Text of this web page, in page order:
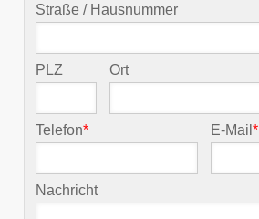
Straße / Hausnummer
PLZ Ort
Telefon* E-Mail*
Nachricht